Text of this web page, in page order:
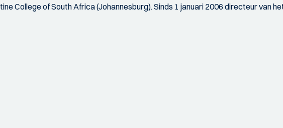
College of South Africa (Johannesburg). Sinds 1 januari 2006 directeur van